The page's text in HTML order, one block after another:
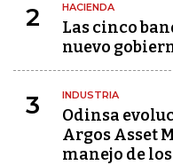
2 HACIENDA
Las cinco
nuevo
3 INDUSTRIA
Odinsa
Argos Asset
manejo de